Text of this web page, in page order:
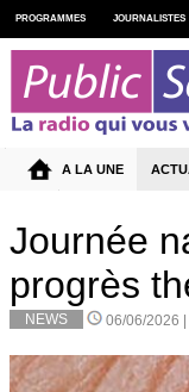
Journée
progrès
NEWS 06/06/2026 |
PROGRAMMES JOURNALISTES
A LA UNE